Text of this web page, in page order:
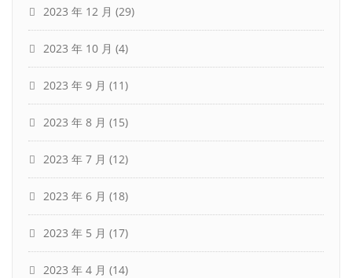
2023 年 12 月 (29)
2023 年 10 月 (4)
2023 年 9 月 (11)
2023 年 8 月 (15)
2023 年 7 月 (12)
2023 年 6 月 (18)
2023 年 5 月 (17)
2023 年 4 月 (14)